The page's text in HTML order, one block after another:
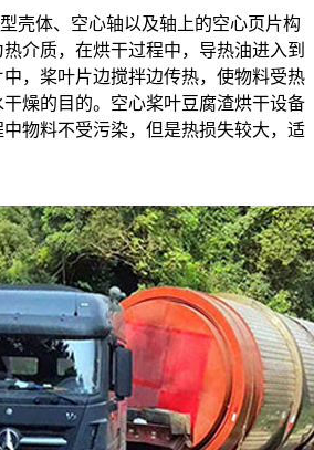
体、空心轴以及轴上的空心页片构
介质，在烘干过程中，导热油进入到
，桨叶片边搅拌边传热，使物料受热
燥的目的。空心桨叶豆腐渣烘干设备
物料不受污染，但是热损失较大，适